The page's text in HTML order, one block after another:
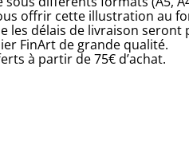
offrir cette illustration au
les délais de livraison
FinArt de grande qualité.
à partir de 75€ d’achat.